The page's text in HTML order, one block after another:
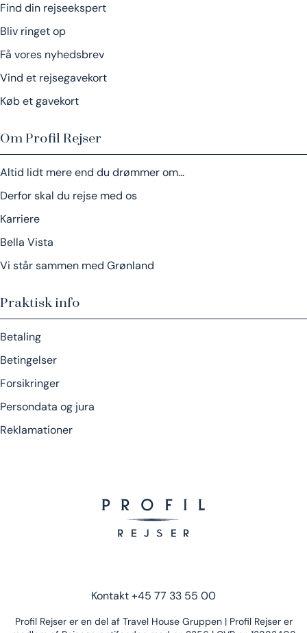
Find din rejseekspert
Bliv ringet op
Få vores nyhedsbrev
Vind et rejsegavekort
Køb et gavekort
Om Profil Rejser
Altid lidt mere end du drømmer om…
Derfor skal du rejse med os
Karriere
Bella Vista
Vi står sammen med Grønland
Praktisk info
Betaling
Betingelser
Forsikringer
Persondata og jura
Reklamationer
Kontakt+45 77 33 55 00
Profil Rejser er en del af Travel House Gruppen | Profil Rejser er